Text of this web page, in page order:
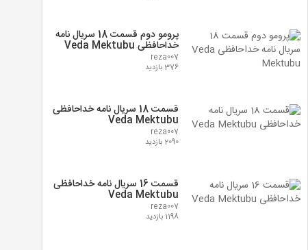
پرومو دوم قسمت 18 سریال نامه
خداحافظی Veda Mektubu
reza007
376 بازدید
قسمت 18 سریال نامه خداحافظی
Veda Mektubu
reza007
2090 بازدید
قسمت 16 سریال نامه خداحافظی
Veda Mektubu
reza007
1198 بازدید